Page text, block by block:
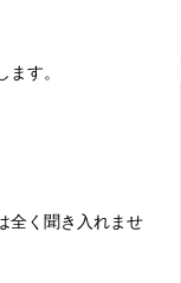
す。
全く聞き入れませ